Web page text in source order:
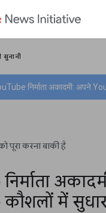
सुनानी
पूरा करना बाकी है
कौशलों में